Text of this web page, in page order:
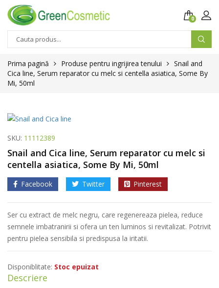
0
Prima pagină Produse pentru ingrijirea tenului
Snail and
Cica line, Serum reparator cu melc si centella asiatica, Some By
Mi, 50ml
SKU: 11112389
Snail and Cica line, Serum reparator cu melc si
centella asiatica, Some By Mi, 50ml
Facebook Twitter Pinterest
Ser cu extract de melc negru, care regenereaza pielea, reduce
semnele imbatranirii si ofera un ten luminos si revitalizat. Potrivit
pentru pielea sensibila si predispusa la iritatii.
Disponiblitate: Stoc epuizat
Descriere